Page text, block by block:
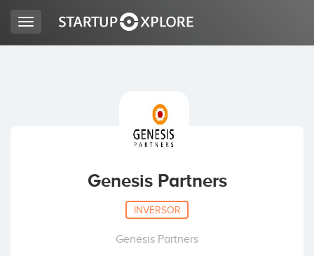
Toggle
navigation
Genesis Partners
INVERSOR
Genesis Partners